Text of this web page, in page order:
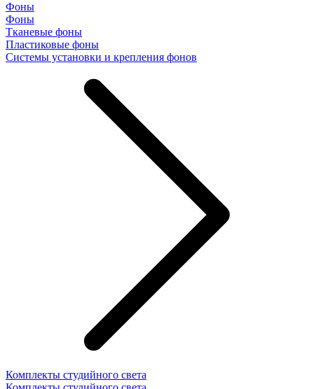
Фоны
Фоны
Тканевые фоны
Пластиковые фоны
Системы установки и крепления фонов
Комплекты студийного света